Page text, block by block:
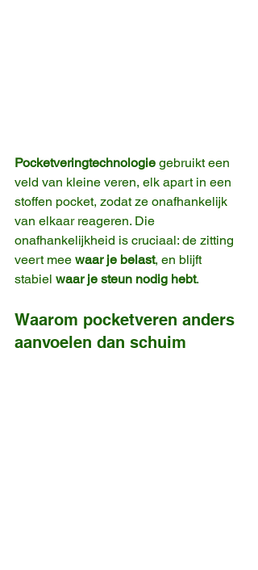
Pocketveringtechnologie gebruikt een
veld van kleine veren, elk apart in een
stoffen pocket, zodat ze onafhankelijk
van elkaar reageren. Die
onafhankelijkheid is cruciaal: de zitting
veert mee waar je belast, en blijft
stabiel waar je steun nodig hebt.
Waarom pocketveren anders
aanvoelen dan schuim